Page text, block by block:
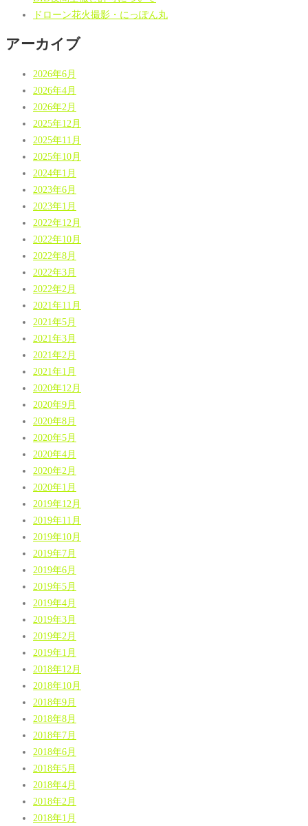
ドローン花火撮影・にっぽん丸
アーカイブ
2026年6月
2026年4月
2026年2月
2025年12月
2025年11月
2025年10月
2024年1月
2023年6月
2023年1月
2022年12月
2022年10月
2022年8月
2022年3月
2022年2月
2021年11月
2021年5月
2021年3月
2021年2月
2021年1月
2020年12月
2020年9月
2020年8月
2020年5月
2020年4月
2020年2月
2020年1月
2019年12月
2019年11月
2019年10月
2019年7月
2019年6月
2019年5月
2019年4月
2019年3月
2019年2月
2019年1月
2018年12月
2018年10月
2018年9月
2018年8月
2018年7月
2018年6月
2018年5月
2018年4月
2018年2月
2018年1月